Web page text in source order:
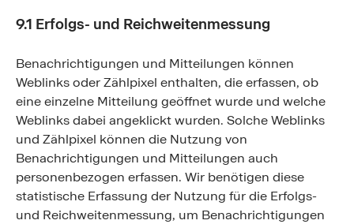
9.1 Erfolgs- und Reichweitenmessung
Benachrichtigungen und Mitteilungen können
Weblinks oder Zählpixel enthalten, die erfassen, ob
eine einzelne Mitteilung geöffnet wurde und welche
Weblinks dabei angeklickt wurden. Solche Weblinks
und Zählpixel können die Nutzung von
Benachrichtigungen und Mitteilungen auch
personenbezogen erfassen. Wir benötigen diese
statistische Erfassung der Nutzung für die Erfolgs-
und Reichweitenmessung, um Benachrichtigungen